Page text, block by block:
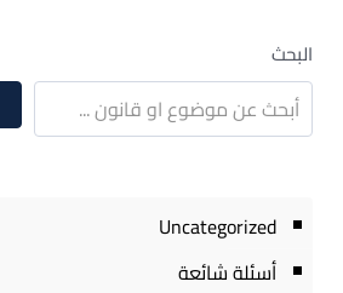
البحث
Uncategorized
أسئلة شائعة